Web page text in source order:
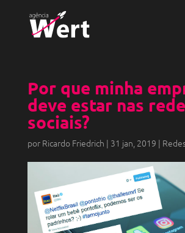
Por que minha
deve estar nas
sociais?
por Ricardo Friedrich | 31 jan, 2019 |